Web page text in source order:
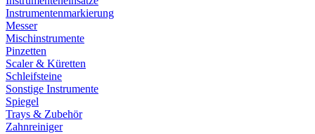
Instrumentenmarkierung
Messer
Mischinstrumente
Pinzetten
Scaler & Küretten
Schleifsteine
Sonstige Instrumente
Spiegel
Trays & Zubehör
Zahnreiniger